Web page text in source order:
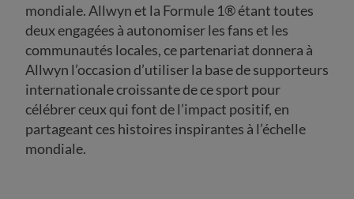
mondiale. Allwyn et la Formule 1® étant toutes
deux engagées à autonomiser les fans et les
communautés locales, ce partenariat donnera à
Allwyn l’occasion d’utiliser la base de supporteurs
internationale croissante de ce sport pour
célébrer ceux qui font de l’impact positif, en
partageant ces histoires inspirantes à l’échelle
mondiale.